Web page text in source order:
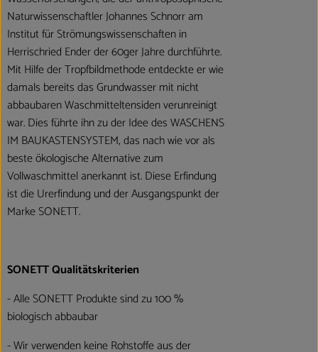
Naturwissenschaftler Johannes Schnorr am
Institut für Strömungswissenschaften in
Herrischried Ender der 60ger Jahre durchführte.
Mit Hilfe der Tropfbildmethode entdeckte er wie
damals bereits das Grundwasser mit nicht
abbaubaren Waschmitteltensiden verunreinigt
war. Dies führte ihn zu der Idee des WASCHENS
IM BAUKASTENSYSTEM, das nach wie vor als
beste ökologische Alternative zum
Vollwaschmittel anerkannt ist. Diese Erfindung
ist die Urerfindung und der Ausgangspunkt der
Marke SONETT.
SONETT Qualitätskriterien
- Alle SONETT Produkte sind zu 100 %
biologisch abbaubar
- Wir verwenden keine Rohstoffe aus der